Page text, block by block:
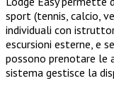
sport (tennis, calcio,
individuali con
escursioni esterne, e
possono prenotare
sistema gestisce la